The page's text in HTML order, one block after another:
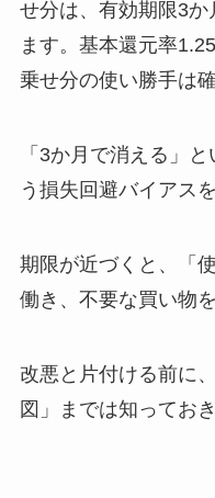
せ分は、有効期限3か
ます。基本還元率
乗せ分の使い勝手は
「3か月で消える」
う損失回避バイアス
期限が近づくと、「
働き、不要な買い物
改悪と片付ける前に
図」までは知ってお